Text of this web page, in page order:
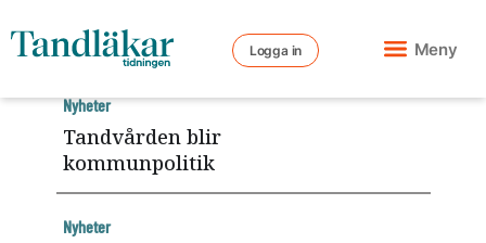
Logga in Meny
Tandvården blir
kommunpolitik
Nyheter
Nyheter